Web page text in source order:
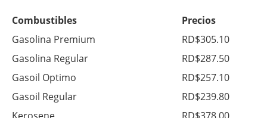
Combustibles
Precios
Gasolina Premium
RD$305.10
Gasolina Regular
RD$287.50
Gasoil Optimo
RD$257.10
Gasoil Regular
RD$239.80